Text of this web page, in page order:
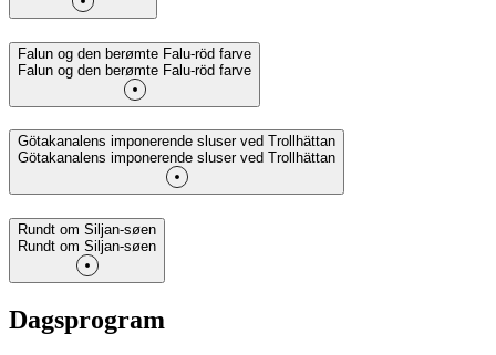
Falun og den berømte Falu-röd farve
Falun og den berømte Falu-röd farve
Götakanalens imponerende sluser ved Trollhättan
Götakanalens imponerende sluser ved Trollhättan
Rundt om Siljan-søen
Rundt om Siljan-søen
Dagsprogram